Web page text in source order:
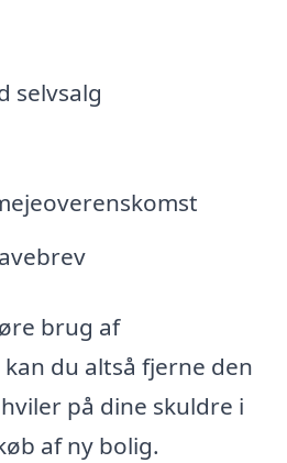
selvsalg
brug af
du altså fjerne den
på dine skuldre i
af ny bolig.